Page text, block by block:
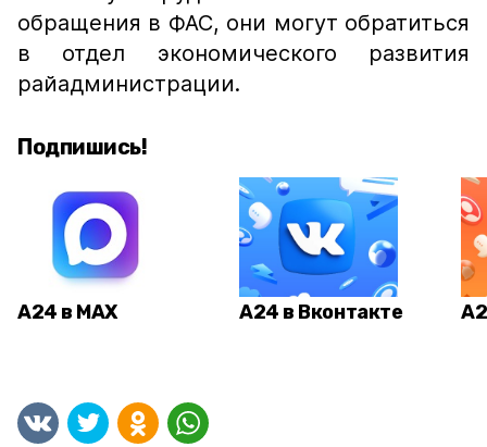
обращения в ФАС, они могут обратиться
в отдел экономического развития
райадминистрации.
Подпишись!
А24 в MAX А24 в Вконтакте